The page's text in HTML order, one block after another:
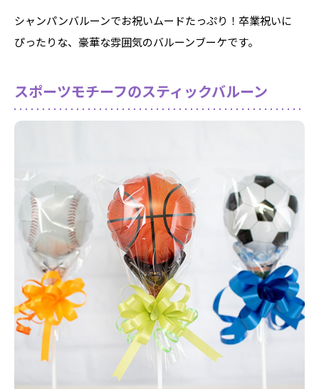
シャンパンバルーンでお祝いムードたっぷり！⁣卒業祝いに
ぴったりな、豪華な雰囲気のバルーンブーケです。
スポーツモチーフのスティックバルーン